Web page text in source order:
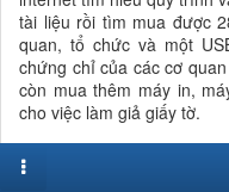
tài liệu rồi tìm mua được
quan, tổ chức và một
chứng chỉ của các cơ
còn mua thêm máy in,
cho việc làm giả giấy tờ.
Khoảng đầu tháng
Linh) đi xin việc ở một